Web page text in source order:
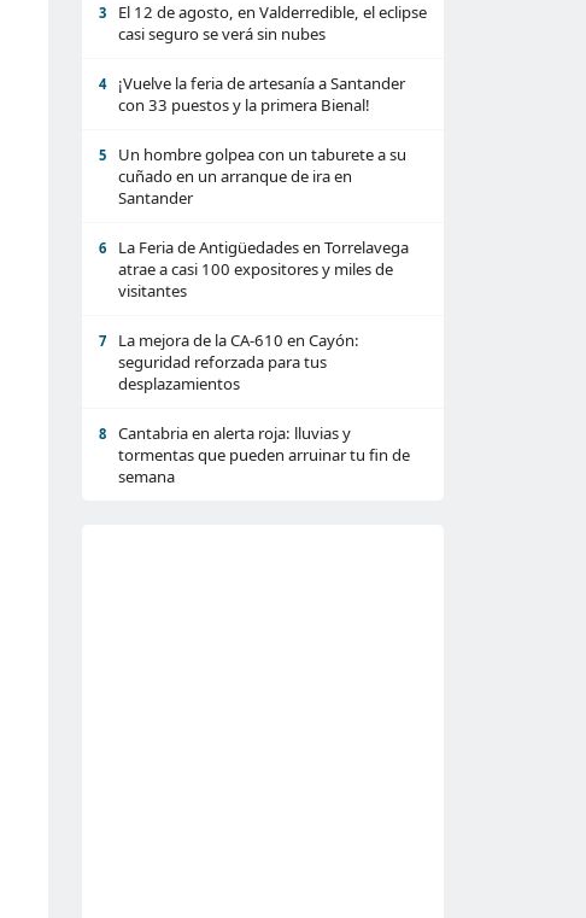
3
El 12 de agosto, en Valderredible, el eclipse
casi seguro se verá sin nubes
4
¡Vuelve la feria de artesanía a Santander
con 33 puestos y la primera Bienal!
5
Un hombre golpea con un taburete a su
cuñado en un arranque de ira en
Santander
6
La Feria de Antigüedades en Torrelavega
atrae a casi 100 expositores y miles de
visitantes
7
La mejora de la CA-610 en Cayón:
seguridad reforzada para tus
desplazamientos
8
Cantabria en alerta roja: lluvias y
tormentas que pueden arruinar tu fin de
semana